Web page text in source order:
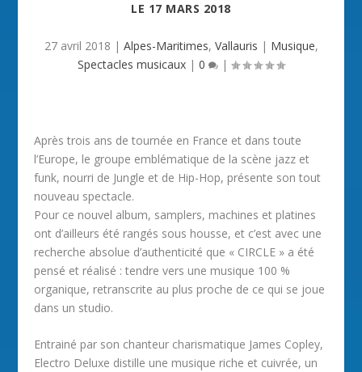
LE 17 MARS 2018
27 avril 2018 | Alpes-Maritimes, Vallauris | Musique,
Spectacles musicaux | 0 |
Après trois ans de tournée en France et dans toute
l’Europe, le groupe emblématique de la scène jazz et
funk, nourri de Jungle et de Hip-Hop, présente son tout
nouveau spectacle.
Pour ce nouvel album, samplers, machines et platines
ont d’ailleurs été rangés sous housse, et c’est avec une
recherche absolue d’authenticité que « CIRCLE » a été
pensé et réalisé : tendre vers une musique 100 %
organique, retranscrite au plus proche de ce qui se joue
dans un studio.
Entrainé par son chanteur charismatique James Copley,
Electro Deluxe distille une musique riche et cuivrée, un